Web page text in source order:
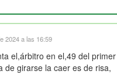
2024 a las 16:59
el,árbitro en el,49 del
de girarse la caer es de risa,